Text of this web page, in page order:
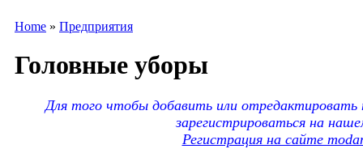
Home » Предприятия
Головные уборы
Для того чтобы добавить или отредактировать
зарегистрироваться на
Регистрация на сайте